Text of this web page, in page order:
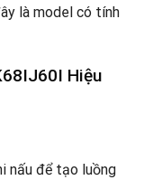
là model có tính
Hiệu
nấu để tạo luồng